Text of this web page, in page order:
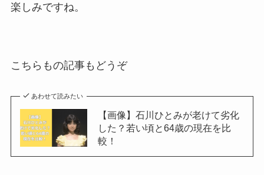
楽しみですね。
こちらもの記事もどうぞ
あわせて読みたい
【画像】石川ひとみが老けて劣化
した？若い頃と64歳の現在を比
較！